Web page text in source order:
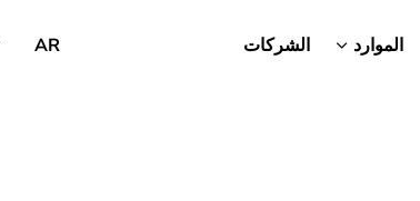
الموارد الشركات AR